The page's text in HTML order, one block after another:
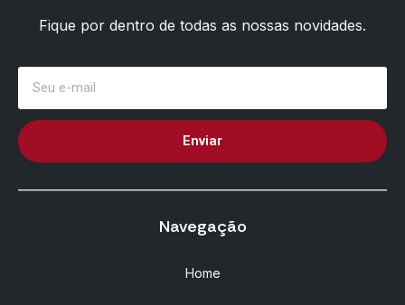
Fique por dentro de todas as nossas novidades.
Enviar
Navegação
Home